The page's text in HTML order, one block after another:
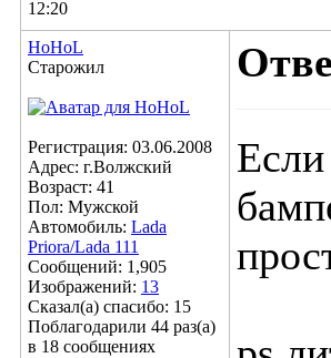
12:20
HoHoL
Старожил
Регистрация: 03.06.2008
Адрес: г.Волжский
Возраст: 41
Пол: Мужской
Автомобиль: Lada
Priora/Lada 111
Сообщений: 1,905
Изображений: 13
Сказал(а) спасибо: 15
Поблагодарили 44 раз(а)
в 18 сообщениях
Если